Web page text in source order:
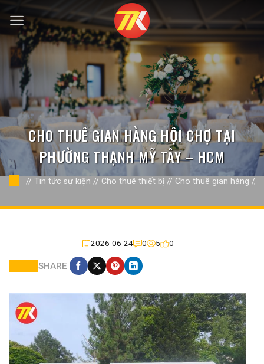
qua
nội
dung
CHO THUÊ GIAN HÀNG HỘI CHỢ TẠI
PHƯỜNG THẠNH MỸ TÂY – HCM
// Tin tức sự kiện // Cho thuê thiết bị // Cho thuê gian hàng //
2026-06-24 0 5 0
SHARE